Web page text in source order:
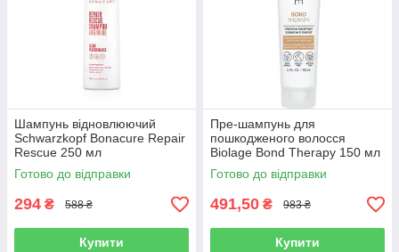
Шампунь відновлюючий
Schwarzkopf Bonacure Repair
Rescue 250 мл
Готово до відправки
294 ₴ 588 ₴
Купити
Пре-шампунь для
пошкодженого волосся
Biolage Bond Therapy 150 мл
Готово до відправки
491,50 ₴ 983 ₴
Купити